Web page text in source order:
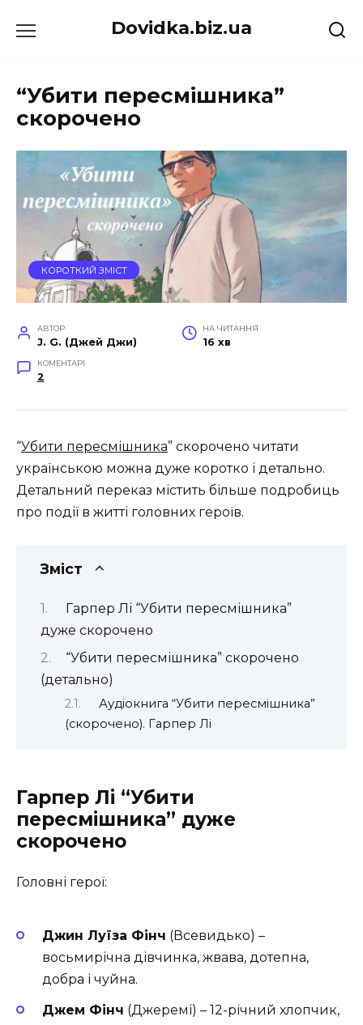
до
Dovidka.biz.ua
“Убити пересмішника”
скорочено
КОРОТКИЙ ЗМІСТ
АВТОР
J. G. (Джей Джи)
НА ЧИТАННЯ
16 хв
КОМЕНТАРІ
2
“Убити пересмішника” скорочено читати
українською можна дуже коротко і детально.
Детальний переказ містить більше подробиць
про події в житті головних героїв.
Зміст
Гарпер Лі “Убити пересмішника”
дуже скорочено
“Убити пересмішника” скорочено
(детально)
Аудіокнига “Убити пересмішника”
(скорочено). Гарпер Лі
Гарпер Лі “Убити
пересмішника” дуже
скорочено
Головні герої:
Джин Луїза Фінч (Всевидько) –
восьмирічна дівчинка, жвава, дотепна,
добра і чуйна.
Джем Фінч (Джеремі) – 12-річний хлопчик,